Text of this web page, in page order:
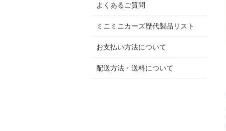
よくあるご質問
ミニミニカーズ歴代製品リスト
お支払い方法について
配送方法・送料について